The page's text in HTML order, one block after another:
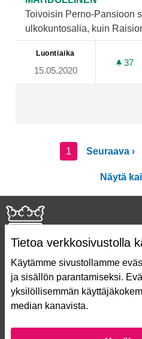
Tietoa verkkosivustolla
Käytämme sivustollamme
ja sisällön parantamiseksi.
yksilöllisemmän
median kanavista.
Toivoisin Perno-Pansioon
ulkokuntosalia, kuin
Luontiaika
15.05.2020
37
1 Seuraava ›
Näytä
Näin äänestät
Asukasbudjetin vaiheet
Usein kysytyt kysymykset